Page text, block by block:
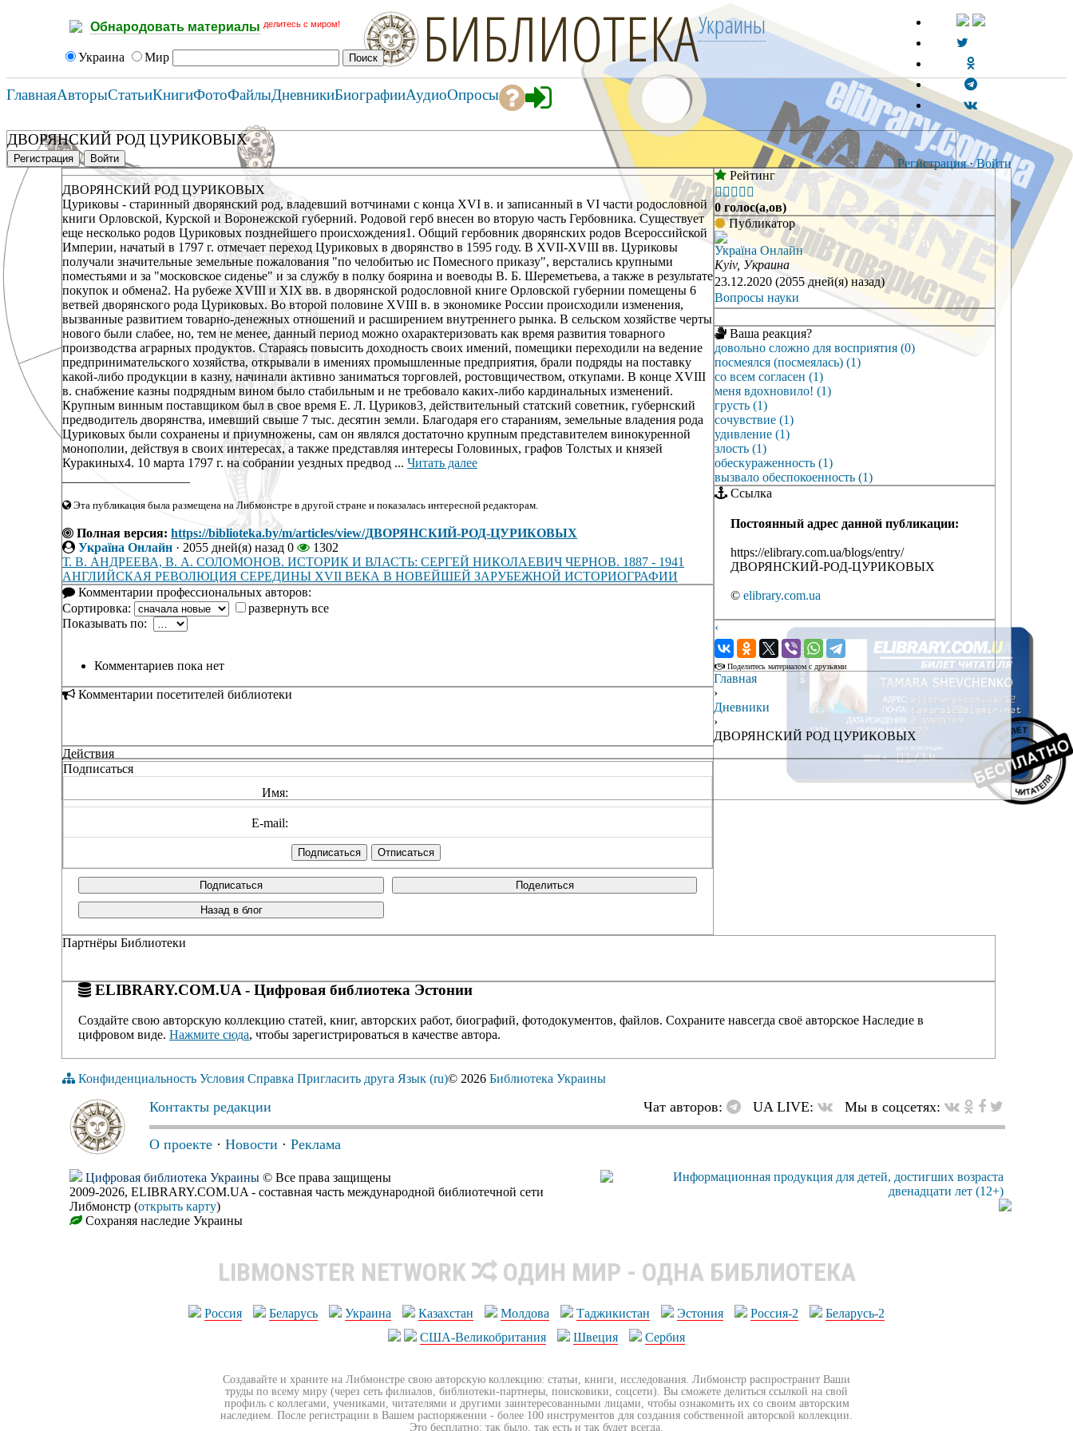
Обнародовать материалы делитесь с миром!
Украина Мир БИБЛИОТЕКАУкраины
Регистрация · Войти
ГлавнаяАвторыСтатьиКнигиФотоФайлыДневникиБиографииАудиоОпросы
ДВОРЯНСКИЙ РОД ЦУРИКОВЫХ
Регистрация Войти
ДВОРЯНСКИЙ РОД ЦУРИКОВЫХ
Цуриковы - старинный дворянский род, владевший вотчинами с конца XVI в. и записанный в VI части родословной
книги Орловской, Курской и Воронежской губерний. Родовой герб внесен во вторую часть Гербовника. Существует
еще несколько родов Цуриковых позднейшего происхождения1. Общий гербовник дворянских родов Всероссийской
Империи, начатый в 1797 г. отмечает переход Цуриковых в дворянство в 1595 году. В XVII-XVIII вв. Цуриковы
получали значительные земельные пожалования "по челобитью ис Помесного приказу", верстались крупными
поместьями и за "московское сиденье" и за службу в полку боярина и воеводы В. Б. Шереметьева, а также в результате
покупок и обмена2. На рубеже XVIII и XIX вв. в дворянской родословной книге Орловской губернии помещены 6
ветвей дворянского рода Цуриковых. Во второй половине XVIII в. в экономике России происходили изменения,
вызванные развитием товарно-денежных отношений и расширением внутреннего рынка. В сельском хозяйстве черты
нового были слабее, но, тем не менее, данный период можно охарактеризовать как время развития товарного
производства аграрных продуктов. Стараясь повысить доходность своих имений, помещики переходили на ведение
предпринимательского хозяйства, открывали в имениях промышленные предприятия, брали подряды на поставку
какой-либо продукции в казну, начинали активно заниматься торговлей, ростовщичеством, откупами. В конце XVIII
в. снабжение казны подрядным вином было стабильным и не требовало каких-либо кардинальных изменений.
Крупным винным поставщиком был в свое время Е. Л. Цуриков3, действительный статский советник, губернский
предводитель дворянства, имевший свыше 7 тыс. десятин земли. Благодаря его стараниям, земельные владения рода
Цуриковых были сохранены и приумножены, сам он являлся достаточно крупным представителем винокуренной
монополии, действуя в своих интересах, а также представляя интересы Головиных, графов Толстых и князей
Куракиных4. 10 марта 1797 г. на собрании уездных предвод ... Читать далее
Эта публикация была размещена на Либмонстре в другой стране и показалась интересной редакторам.
Полная версия: https://biblioteka.by/m/articles/view/ДВОРЯНСКИЙ-РОД-ЦУРИКОВЫХ
Україна Онлайн · 2055 дней(я) назад 0
1302
Т. В. АНДРЕЕВА, В. А. СОЛОМОНОВ. ИСТОРИК И ВЛАСТЬ: СЕРГЕЙ НИКОЛАЕВИЧ ЧЕРНОВ. 1887 - 1941
АНГЛИЙСКАЯ РЕВОЛЮЦИЯ СЕРЕДИНЫ XVII ВЕКА В НОВЕЙШЕЙ ЗАРУБЕЖНОЙ ИСТОРИОГРАФИИ
Комментарии профессиональных авторов:
Сортировка:
развернуть все
Показывать по:
Комментариев пока нет
Комментарии посетителей библиотеки
Действия
Подписаться
Имя:
E-mail:
Подписаться Поделиться
Назад в блог
Рейтинг
   
0 голос(а,ов)
Публикатор
Україна Онлайн
Kyiv, Украина
23.12.2020 (2055 дней(я) назад)
Вопросы науки
Ваша реакция?
довольно сложно для восприятия (0)
посмеялся (посмеялась) (1)
со всем согласен (1)
меня вдохновило! (1)
грусть (1)
сочувствие (1)
удивление (1)
злость (1)
обескураженность (1)
вызвало обеспокоенность (1)
Ссылка
Постоянный адрес данной публикации:
https://elibrary.com.ua/blogs/entry/
ДВОРЯНСКИЙ-РОД-ЦУРИКОВЫХ
© elibrary.com.ua
‹
›
Поделитесь материалом с друзьями
Партнёры Библиотеки
ELIBRARY.COM.UA - Цифровая библиотека Эстонии
Создайте свою авторскую коллекцию статей, книг, авторских работ, биографий, фотодокументов, файлов. Сохраните навсегда своё авторское Наследие в
цифровом виде. Нажмите сюда, чтобы зарегистрироваться в качестве автора.
Главная
›
Дневники
›
ДВОРЯНСКИЙ РОД ЦУРИКОВЫХ
Конфиденциальность Условия Справка Пригласить друга Язык (ru)© 2026 Библиотека Украины
Контакты редакции Чат авторов: UA LIVE: Мы в соцсетях:
О проекте · Новости · Реклама
Цифровая библиотека Украины © Все права защищены
2009-2026, ELIBRARY.COM.UA - составная часть международной библиотечной сети
Либмонстр (открыть карту)
Сохраняя наследие Украины
LIBMONSTER NETWORK ОДИН МИР - ОДНА БИБЛИОТЕКА
Россия Беларусь Украина Казахстан Молдова Таджикистан Эстония Россия-2
Беларусь-2
США-Великобритания
Швеция Сербия
Создавайте и храните на Либмонстре свою авторскую коллекцию: статьи, книги, исследования. Либмонстр распространит Ваши
труды по всему миру (через сеть филиалов, библиотеки-партнеры, поисковики, соцсети). Вы сможете делиться ссылкой на свой
профиль с коллегами, учениками, читателями и другими заинтересованными лицами, чтобы ознакомить их со своим авторским
наследием. После регистрации в Вашем распоряжении - более 100 инструментов для создания собственной авторской коллекции.
Это бесплатно: так было, так есть и так будет всегда.